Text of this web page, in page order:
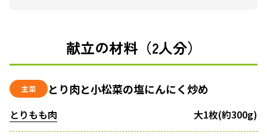
献立の材料（2人分）
主菜 とり肉と小松菜の塩にんにく炒め
とりもも肉 大1枚(約300g)